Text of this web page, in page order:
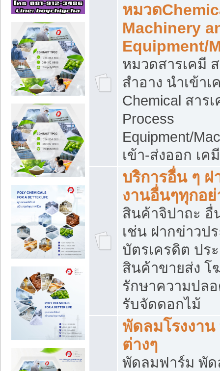
หมวด
Machinery
Equipment/
หมวดสารเคมี
สำอาง นำเข้
Chemical สาร
Process
Equipment/
เข้า-ส่งออก เ
บริการอื่น ๆ
งานอื่นๆทุกอ
สินค้าจิปาถะ อื่
เช่น ฝากข่าวป
บัตรเครดิต ปร
สินค้าขายส่ง
รักษาความปล
รับจัดดอกไม้
พัดลมโรงงา
ต่างๆ
พัดลมฟาร์ม พัด